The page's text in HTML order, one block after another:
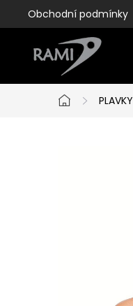
na
Obchodní podmínky
Domů
PLAVKY